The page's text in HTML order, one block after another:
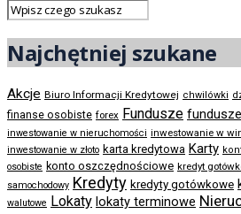
Najchętniej szukane
Akcje Biuro Informacji Kredytowej chwilówki
finanse osobiste forex Fundusze
inwestowanie w nieruchomości inwestowanie w
inwestowanie w złoto karta kredytowa Karty
osobiste konto oszczędnościowe kredyt
samochodowy Kredyty kredyty gotówkowe
walutowe Lokaty lokaty terminowe